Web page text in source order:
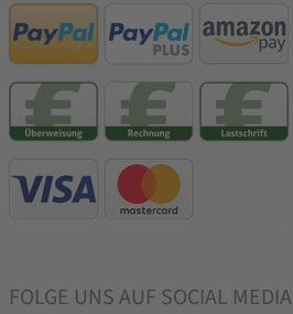
FOLGE UNS AUF SOCIAL MEDIA